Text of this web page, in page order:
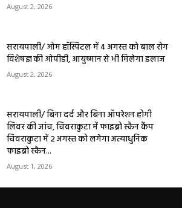
August 2, 2026
सरायपाली/ ओम हॉस्पिटल में 4 अगस्त को बाल रोग
विशेषज्ञ की ओपीडी, आयुष्मान से भी मिलेगा इलाज
August 2, 2026
सरायपाली/ बिना दर्द और बिना ऑपरेशन होगी
लिवर की जांच, चिवराकुटा में फाइब्रो स्कैन कैंप
चिवराकुटा में 2 अगस्त को लगेगा अत्याधुनिक
फाइब्रो स्कैन...
August 1, 2026